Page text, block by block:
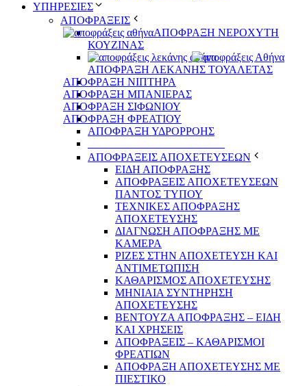
ΥΠΗΡΕΣΙΕΣ
ΑΠΟΦΡΑΞΕΙΣ
ΑΠΟΦΡΑΞΗ ΝΕΡΟΧΥΤΗ
ΚΟΥΖΙΝΑΣ
ΑΠΟΦΡΑΞΗ ΛΕΚΑΝΗΣ ΤΟΥΑΛΕΤΑΣ
ΑΠΟΦΡΑΞΗ ΝΙΠΤΗΡΑ
ΑΠΟΦΡΑΞΗ ΜΠΑΝΙΕΡΑΣ
ΑΠΟΦΡΑΞΗ ΣΙΦΩΝΙΟΥ
ΑΠΟΦΡΑΞΗ ΦΡΕΑΤΙΟΥ
ΑΠΟΦΡΑΞΗ ΥΔΡΟΡΡΟΗΣ
ΑΠΟΦΡΑΞΕΙΣ ΑΠΟΧΕΤΕΥΣΕΩΝ
ΕΙΔΗ ΑΠΟΦΡΑΞΗΣ
ΑΠΟΦΡΑΞΕΙΣ ΑΠΟΧΕΤΕΥΣΕΩΝ
ΠΑΝΤΟΣ ΤΥΠΟΥ
ΤΕΧΝΙΚΕΣ ΑΠΟΦΡΑΞΗΣ
ΑΠΟΧΕΤΕΥΣΗΣ
ΔΙΑΓΝΩΣΗ ΑΠΟΦΡΑΞΗΣ ΜΕ
ΚΑΜΕΡΑ
ΡΙΖΕΣ ΣΤΗΝ ΑΠΟΧΕΤΕΥΣΗ ΚΑΙ
ΑΝΤΙΜΕΤΩΠΙΣΗ
ΚΑΘΑΡΙΣΜΟΣ ΑΠΟΧΕΤΕΥΣΗΣ
ΜΗΝΙΑΙΑ ΣΥΝΤΗΡΗΣΗ
ΑΠΟΧΕΤΕΥΣΗΣ
ΒΕΝΤΟΥΖΑ ΑΠΟΦΡΑΞΗΣ – ΕΙΔΗ
ΚΑΙ ΧΡΗΣΕΙΣ
ΑΠΟΦΡΑΞΕΙΣ – ΚΑΘΑΡΙΣΜΟΙ
ΦΡΕΑΤΙΩΝ
ΑΠΟΦΡΑΞΗ ΑΠΟΧΕΤΕΥΣΗΣ ΜΕ
ΠΙΕΣΤΙΚΟ